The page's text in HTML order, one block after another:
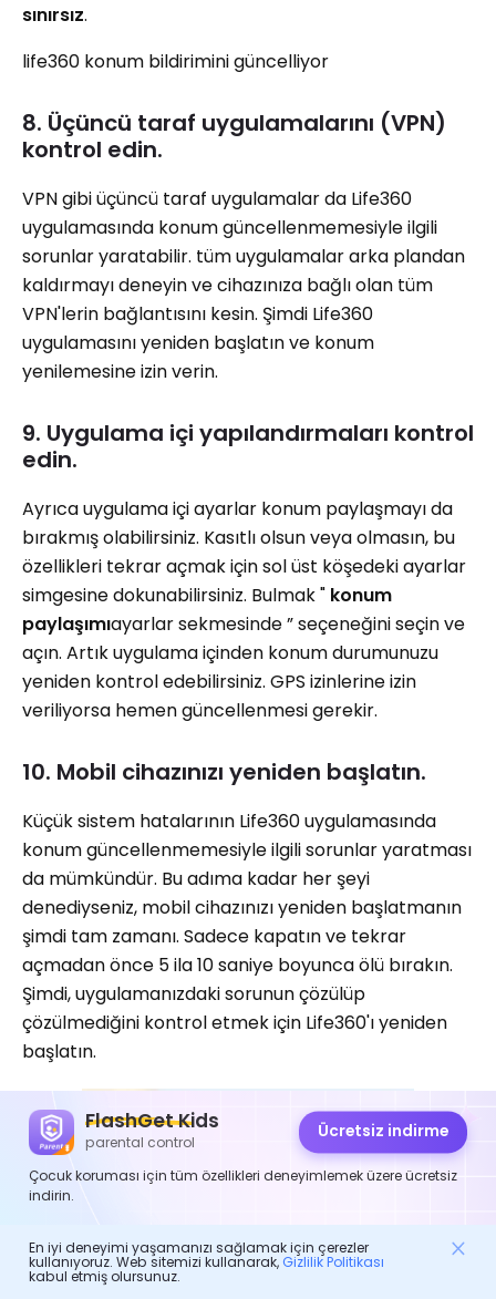
sınırsız.
life360 konum bildirimini güncelliyor
8. Üçüncü taraf uygulamalarını (VPN)
kontrol edin.
VPN gibi üçüncü taraf uygulamalar da Life360
uygulamasında konum güncellenmemesiyle ilgili
sorunlar yaratabilir. tüm uygulamalar arka plandan
kaldırmayı deneyin ve cihazınıza bağlı olan tüm
VPN'lerin bağlantısını kesin. Şimdi Life360
uygulamasını yeniden başlatın ve konum
yenilemesine izin verin.
9. Uygulama içi yapılandırmaları kontrol
edin.
Ayrıca uygulama içi ayarlar konum paylaşmayı da
bırakmış olabilirsiniz. Kasıtlı olsun veya olmasın, bu
özellikleri tekrar açmak için sol üst köşedeki ayarlar
simgesine dokunabilirsiniz. Bulmak " konum
paylaşımıayarlar sekmesinde ” seçeneğini seçin ve
açın. Artık uygulama içinden konum durumunuzu
yeniden kontrol edebilirsiniz. GPS izinlerine izin
veriliyorsa hemen güncellenmesi gerekir.
10. Mobil cihazınızı yeniden başlatın.
Küçük sistem hatalarının Life360 uygulamasında
konum güncellenmemesiyle ilgili sorunlar yaratması
da mümkündür. Bu adıma kadar her şeyi
denediyseniz, mobil cihazınızı yeniden başlatmanın
şimdi tam zamanı. Sadece kapatın ve tekrar
açmadan önce 5 ila 10 saniye boyunca ölü bırakın.
Şimdi, uygulamanızdaki sorunun çözülüp
çözülmediğini kontrol etmek için Life360'ı yeniden
başlatın.
FlashGet Kids
parental control
Ücretsiz indirme
Çocuk koruması için tüm özellikleri deneyimlemek üzere ücretsiz
indirin.
En iyi deneyimi yaşamanızı sağlamak için çerezler
kullanıyoruz. Web sitemizi kullanarak, Gizlilik Politikası
kabul etmiş olursunuz.